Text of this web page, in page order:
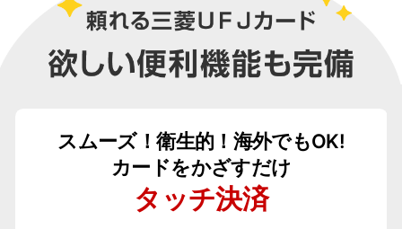
スムーズ！衛生的！海外でもOK!
カードをかざすだけ
タッチ決済